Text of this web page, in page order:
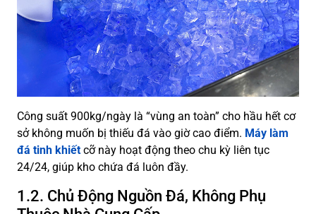
Công suất 900kg/ngày là “vùng an toàn” cho hầu hết cơ
sở không muốn bị thiếu đá vào giờ cao điểm. Máy làm
đá tinh khiếtcỡ này hoạt động theo chu kỳ liên tục
24/24, giúp kho chứa đá luôn đầy.
1.2. Chủ Động Nguồn Đá, Không Phụ